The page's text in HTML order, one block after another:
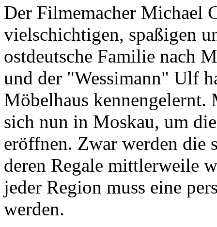
Der Filmemacher Michael
vielschichtigen, spaßigen
ostdeutsche Familie nach
und der "Wessimann" Ulf
Möbelhaus kennengelernt.
sich nun in Moskau, um
eröffnen. Zwar werden die
deren Regale mittlerweile
jeder Region muss eine
werden.